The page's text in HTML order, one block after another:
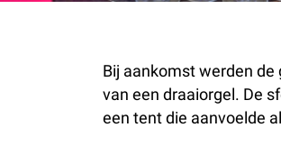
Bij aankomst werden
van een draaiorgel. De
een tent die aanvoelde